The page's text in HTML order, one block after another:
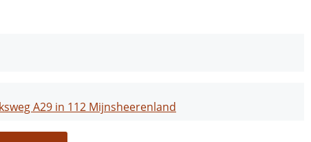
A29 in 112 Mijnsheerenland